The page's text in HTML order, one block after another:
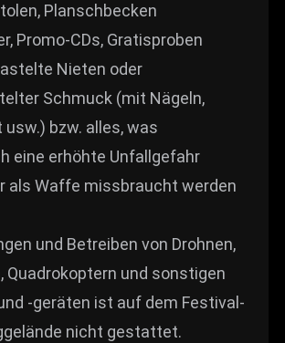
Planschbecken
Promo-CDs, Gratisproben
Nieten oder
Schmuck (mit Nägeln,
bzw. alles, was
eine erhöhte Unfallgefahr
als Waffe missbraucht werden
und Betreiben von Drohnen,
Quadrokoptern und sonstigen
-geräten ist auf dem Festival-
nicht gestattet.